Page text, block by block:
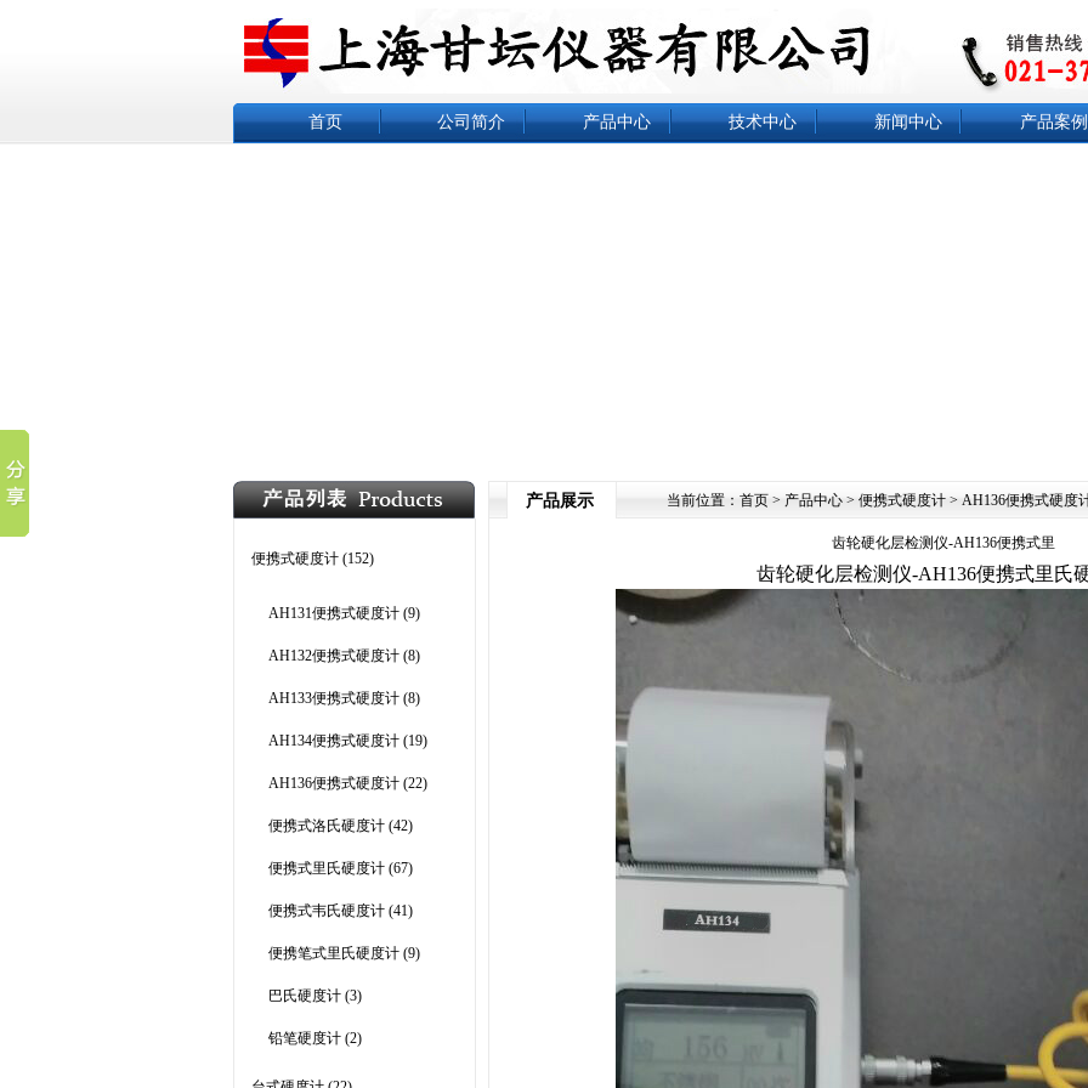
首页 公司简介 产品中心 技术中心 新闻中心 产品案例
便携式硬度计 (152)
AH131便携式硬度计 (9)
AH132便携式硬度计 (8)
AH133便携式硬度计 (8)
AH134便携式硬度计 (19)
AH136便携式硬度计 (22)
便携式洛氏硬度计 (42)
便携式里氏硬度计 (67)
便携式韦氏硬度计 (41)
便携笔式里氏硬度计 (9)
巴氏硬度计 (3)
铅笔硬度计 (2)
当前位置： 首页 > 产品中心 > 便携式硬度计 > AH136便携式硬度
产品展示
齿轮硬化层检测仪​-AH136便携式里
齿轮硬化层检测仪-AH136便携式里氏